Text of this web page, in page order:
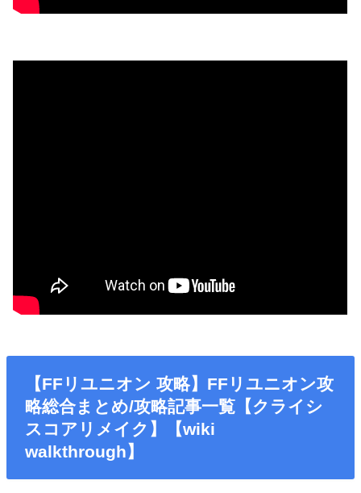
【FFリユニオン 攻略】FFリユニオン攻
略総合まとめ/攻略記事一覧【クライシ
スコアリメイク】【wiki
walkthrough】